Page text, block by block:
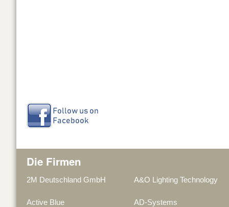
Die Firmen
2M Deutschland GmbH A&O Lighting Technology
Active Blue
AD-Systems